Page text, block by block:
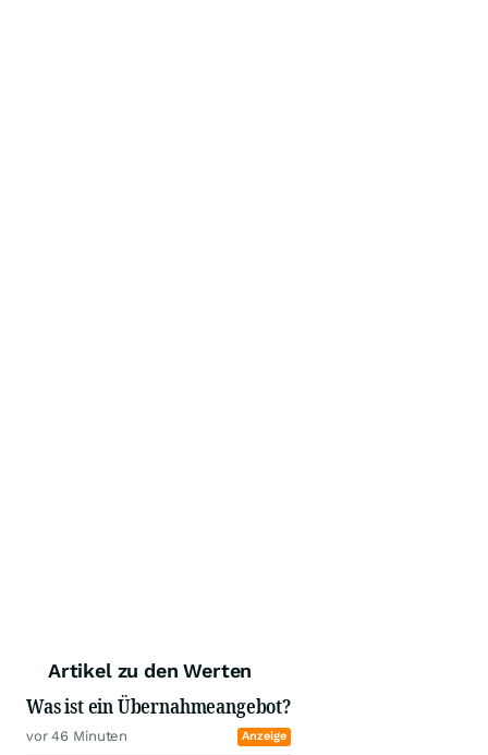
Artikel zu den Werten
Was ist ein Übernahmeangebot?
vor 46 Minuten Anzeige